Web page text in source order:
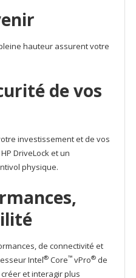
hauteur assurent votre
de vos
investissement et de vos
DriveLock et un
physique.
de connectivité et
Intel®Core™vPro®de
et interagir plus